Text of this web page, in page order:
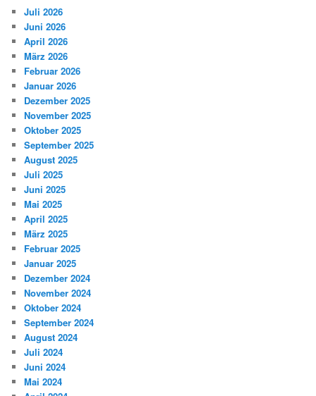
Juli 2026
Juni 2026
April 2026
März 2026
Februar 2026
Januar 2026
Dezember 2025
November 2025
Oktober 2025
September 2025
August 2025
Juli 2025
Juni 2025
Mai 2025
April 2025
März 2025
Februar 2025
Januar 2025
Dezember 2024
November 2024
Oktober 2024
September 2024
August 2024
Juli 2024
Juni 2024
Mai 2024